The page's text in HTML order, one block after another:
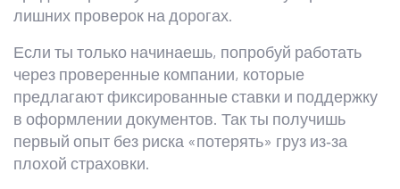
лишних проверок на дорогах.
Если ты только начинаешь, попробуй работать
через проверенные компании, которые
предлагают фиксированные ставки и поддержку
в оформлении документов. Так ты получишь
первый опыт без риска «потерять» груз из‑за
плохой страховки.